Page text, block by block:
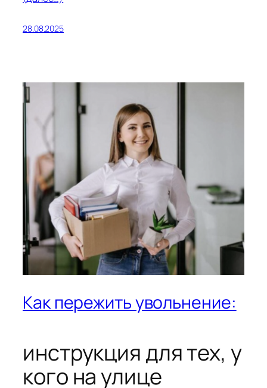
28.08.2025
Как пережить увольнение:
инструкция для тех, у
кого на улице